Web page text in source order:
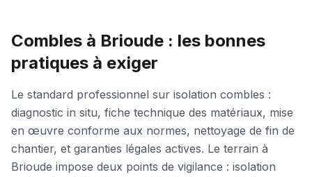
Combles à Brioude : les bonnes
pratiques à exiger
Le standard professionnel sur isolation combles :
diagnostic in situ, fiche technique des matériaux, mise
en œuvre conforme aux normes, nettoyage de fin de
chantier, et garanties légales actives. Le terrain à
Brioude impose deux points de vigilance : isolation